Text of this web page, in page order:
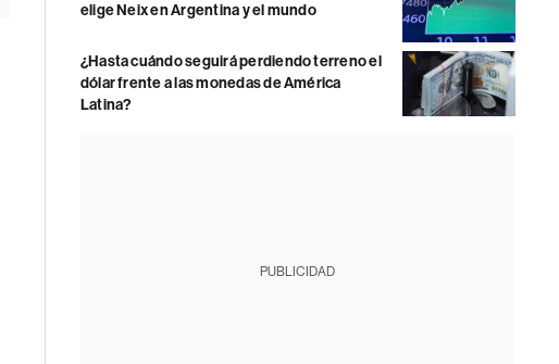
elige Neix en Argentina y el mundo
¿Hasta cuándo seguirá perdiendo terreno el
dólar frente a las monedas de América
Latina?
PUBLICIDAD